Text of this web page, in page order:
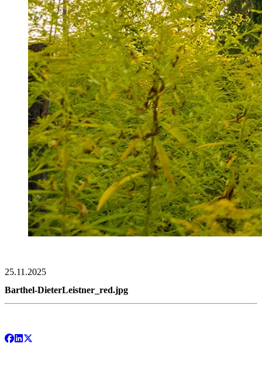
25.11.2025
Barthel-DieterLeistner_red.jpg